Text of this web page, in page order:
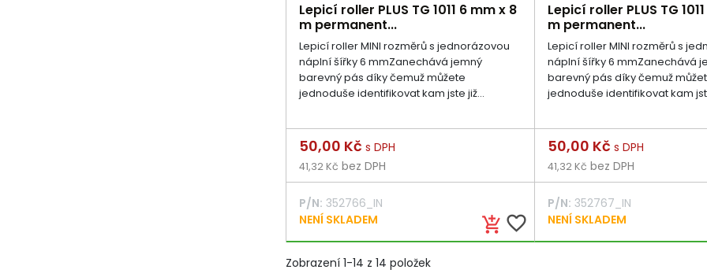
Lepicí roller PLUS TG 1011 6 mm x 8
m permanent...
Lepicí roller MINI rozměrů s jednorázovou
náplní šířky 6 mmZanechává jemný
barevný pás díky čemuž můžete
jednoduše identifikovat kam jste již...
add_shopping_cart favorite_border
Cena
50,00 Kč s DPH
41,32 Kč bez DPH
P/N: 352766_IN
NENÍ SKLADEM
Lepicí roller PLUS TG
m permanent...
Lepicí roller MINI rozměrů s
náplní šířky 6 mmZanechává
barevný pás díky čemuž
jednoduše identifikovat kam
Cena
50,00 Kč s DPH
41,32 Kč bez DPH
P/N: 352767_IN
NENÍ SKLADEM
Zobrazení 1-14 z 14 položek